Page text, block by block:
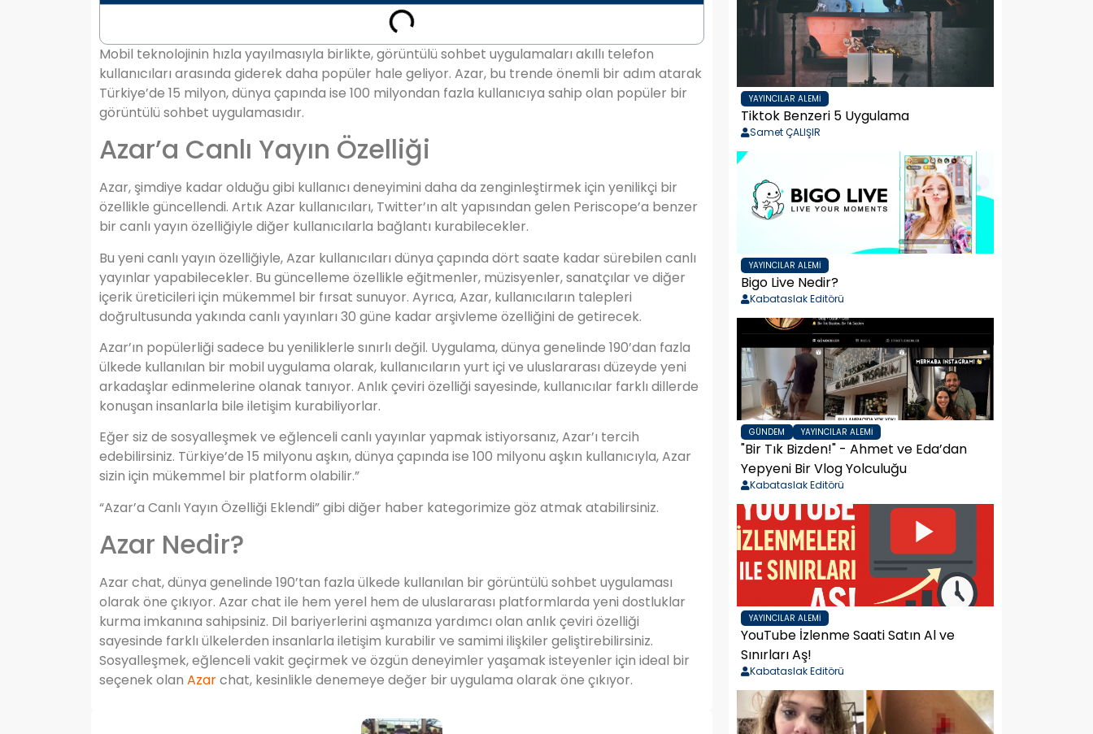
Mobil teknolojinin hızla yayılmasıyla birlikte, görüntülü sohbet uygulamaları akıllı telefon
kullanıcıları arasında giderek daha popüler hale geliyor. Azar, bu trende önemli bir adım atarak
Türkiye’de 15 milyon, dünya çapında ise 100 milyondan fazla kullanıcıya sahip olan popüler bir
görüntülü sohbet uygulamasıdır.
Azar’a Canlı Yayın Özelliği
Azar, şimdiye kadar olduğu gibi kullanıcı deneyimini daha da zenginleştirmek için yenilikçi bir
özellikle güncellendi. Artık Azar kullanıcıları, Twitter’ın alt yapısından gelen Periscope’a benzer
bir canlı yayın özelliğiyle diğer kullanıcılarla bağlantı kurabilecekler.
Bu yeni canlı yayın özelliğiyle, Azar kullanıcıları dünya çapında dört saate kadar sürebilen canlı
yayınlar yapabilecekler. Bu güncelleme özellikle eğitmenler, müzisyenler, sanatçılar ve diğer
içerik üreticileri için mükemmel bir fırsat sunuyor. Ayrıca, Azar, kullanıcıların talepleri
doğrultusunda yakında canlı yayınları 30 güne kadar arşivleme özelliğini de getirecek.
Azar’ın popülerliği sadece bu yeniliklerle sınırlı değil. Uygulama, dünya genelinde 190’dan fazla
ülkede kullanılan bir mobil uygulama olarak, kullanıcıların yurt içi ve uluslararası düzeyde yeni
arkadaşlar edinmelerine olanak tanıyor. Anlık çeviri özelliği sayesinde, kullanıcılar farklı dillerde
konuşan insanlarla bile iletişim kurabiliyorlar.
Eğer siz de sosyalleşmek ve eğlenceli canlı yayınlar yapmak istiyorsanız, Azar’ı tercih
edebilirsiniz. Türkiye’de 15 milyonu aşkın, dünya çapında ise 100 milyonu aşkın kullanıcıyla, Azar
sizin için mükemmel bir platform olabilir.”
“Azar’a Canlı Yayın Özelliği Eklendi” gibi diğer haber kategorimize göz atmak atabilirsiniz.
Azar Nedir?
Azar chat, dünya genelinde 190’tan fazla ülkede kullanılan bir görüntülü sohbet uygulaması
olarak öne çıkıyor. Azar chat ile hem yerel hem de uluslararası platformlarda yeni dostluklar
kurma imkanına sahipsiniz. Dil bariyerlerini aşmanıza yardımcı olan anlık çeviri özelliği
sayesinde farklı ülkelerden insanlarla iletişim kurabilir ve samimi ilişkiler geliştirebilirsiniz.
Sosyalleşmek, eğlenceli vakit geçirmek ve özgün deneyimler yaşamak isteyenler için ideal bir
seçenek olan Azarchat, kesinlikle denemeye değer bir uygulama olarak öne çıkıyor.
YAYINCILAR ALEMI
Tiktok Benzeri 5 Uygulama
Samet ÇALIŞIR
YAYINCILAR ALEMI
Bigo Live Nedir?
Kabataslak Editörü
GÜNDEM YAYINCILAR ALEMI
"Bir Tık Bizden!" - Ahmet ve Eda’dan
Yepyeni Bir Vlog Yolculuğu
Kabataslak Editörü
YAYINCILAR ALEMI
YouTube İzlenme Saati Satın Al ve
Sınırları Aş!
Kabataslak Editörü